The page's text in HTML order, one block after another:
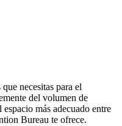
necesitas para el
del volumen de
más adecuado entre
Bureau te ofrece.